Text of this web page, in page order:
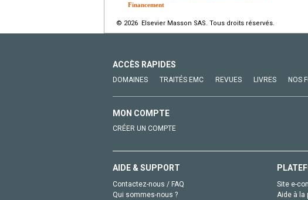
Financement
© 2026 Elsevier Masson SAS. Tous droits réservés.
ACCÈS RAPIDES
DOMAINES TRAITÉS EMC REVUES LIVRES NOS
MON COMPTE
CRÉER UN COMPTE
AIDE & SUPPORT
Contactez-nous / FAQ
Qui sommes-nous ?
Site e-
Aide à la